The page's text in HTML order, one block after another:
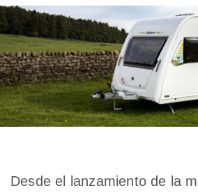
Desde el lanzamiento de la